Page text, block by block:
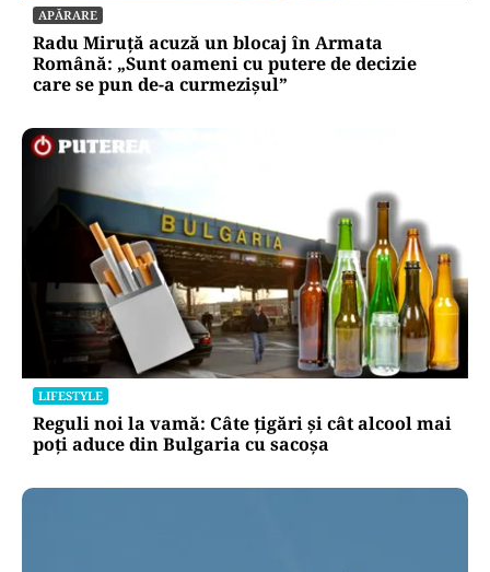
APĂRARE
Radu Miruță acuză un blocaj în Armata
Română: „Sunt oameni cu putere de decizie
care se pun de-a curmezișul”
LIFESTYLE
Reguli noi la vamă: Câte țigări și cât alcool mai
poți aduce din Bulgaria cu sacoșa